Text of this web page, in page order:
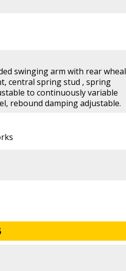
swinging arm with rear wheal
central spring stud , spring
to continuously variable
rebound damping adjustable.